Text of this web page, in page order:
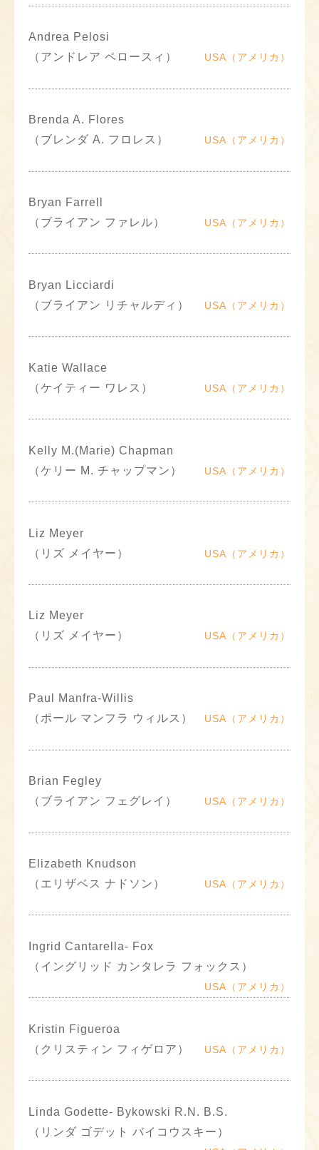
Andrea Pelosi
（アンドレア ペロースィ）
USA（アメリカ）
Brenda A. Flores
（ブレンダ A. フロレス）
USA（アメリカ）
Bryan Farrell
（ブライアン ファレル）
USA（アメリカ）
Bryan Licciardi
（ブライアン リチャルディ）
USA（アメリカ）
Katie Wallace
（ケイティー ワレス）
USA（アメリカ）
Kelly M.(Marie) Chapman
（ケリー M. チャップマン）
USA（アメリカ）
Liz Meyer
（リズ メイヤー）
USA（アメリカ）
Liz Meyer
（リズ メイヤー）
USA（アメリカ）
Paul Manfra-Willis
（ポール マンフラ ウィルス）
USA（アメリカ）
Brian Fegley
（ブライアン フェグレイ）
USA（アメリカ）
Elizabeth Knudson
（エリザベス ナドソン）
USA（アメリカ）
Ingrid Cantarella- Fox
（イングリッド カンタレラ フォックス）
USA（アメリカ）
Kristin Figueroa
（クリスティン フィゲロア）
USA（アメリカ）
Linda Godette- Bykowski R.N. B.S.
（リンダ ゴデット バイコウスキー）